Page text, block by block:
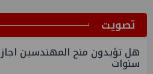
ﺗﺼﻮﻳﺖ
هل تؤيدون منح المهندسين
سنوات